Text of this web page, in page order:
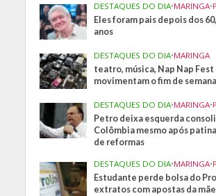
DESTAQUES DO DIA•MARINGA•
Eles foram pais depois dos
anos
DESTAQUES DO DIA•MARINGA
teatro, música, Nap Nap
movimentam o fim de
DESTAQUES DO DIA•MARINGA•
Petro deixa esquerda
Colômbia mesmo após
de reformas
DESTAQUES DO DIA•MARINGA•
Estudante perde bolsa do
extratos com apostas da mãe